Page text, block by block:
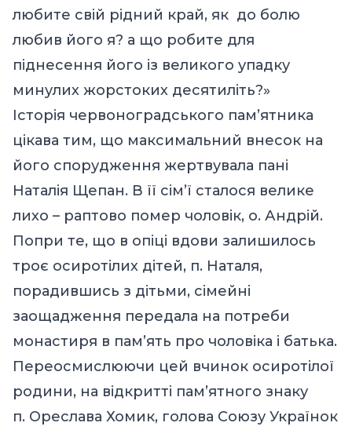
любите свій рідний край, як до болю
любив його я? а що робите для
піднесення його із великого упадку
минулих жорстоких десятиліть?»
Історія червоноградського пам’ятника
цікава тим, що максимальний внесок на
його спорудження жертвувала пані
Наталія Щепан. В її сім’ї сталося велике
лихо – раптово помер чоловік, о. Андрій.
Попри те, що в опіці вдови залишилось
троє осиротілих дітей, п. Наталя,
порадившись з дітьми, сімейні
заощадження передала на потреби
монастиря в пам’ять про чоловіка і батька.
Переосмислюючи цей вчинок осиротілої
родини, на відкритті пам’ятного знаку
п. Ореслава Хомик, голова Союзу Українок